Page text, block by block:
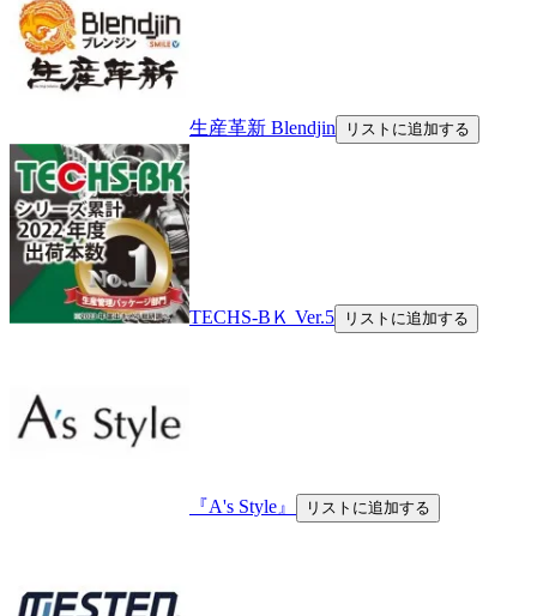
生産革新 Blendjin リストに追加する
TECHS-BＫ Ver.5 リストに追加する
『A's Style』 リストに追加する